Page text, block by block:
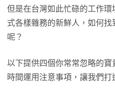
但是在台灣如此忙碌的工作
式各樣雜務的新鮮人，如何找
呢？
以下提供四個你常常忽略的
時間運用注意事項，讓我們打